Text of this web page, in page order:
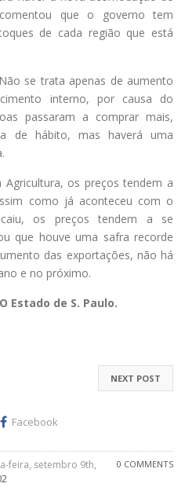
que o governo tem
de cada região que está
se trata apenas de aumento
interno, por causa do
passaram a comprar mais,
de hábito, mas haverá uma
os preços tendem a
como já aconteceu com o
os preços tendem a se
que houve uma safra recorde
das exportações, não há
e no próximo.
O Estado de S. Paulo.
NEXT POST
Facebook
0 COMMENTS
feira, setembro 9th,